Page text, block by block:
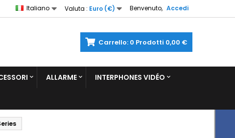
Benvenuto, Accedi
Valuta : Euro (€)
Italiano
Carrello: 0 Prodotti 0,00 €
ALLARME INTERPHONES VIDÉO